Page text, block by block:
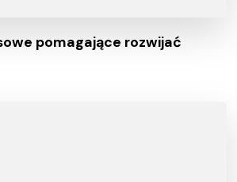
pomagające rozwijać